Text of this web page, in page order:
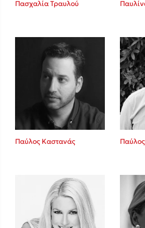
Καθρέφτης
Sebastian Fitzek
Playlist
Στέφανος
Το λεξικό της
Πασχαλία Τραυλού
Παύλος Καστανάς